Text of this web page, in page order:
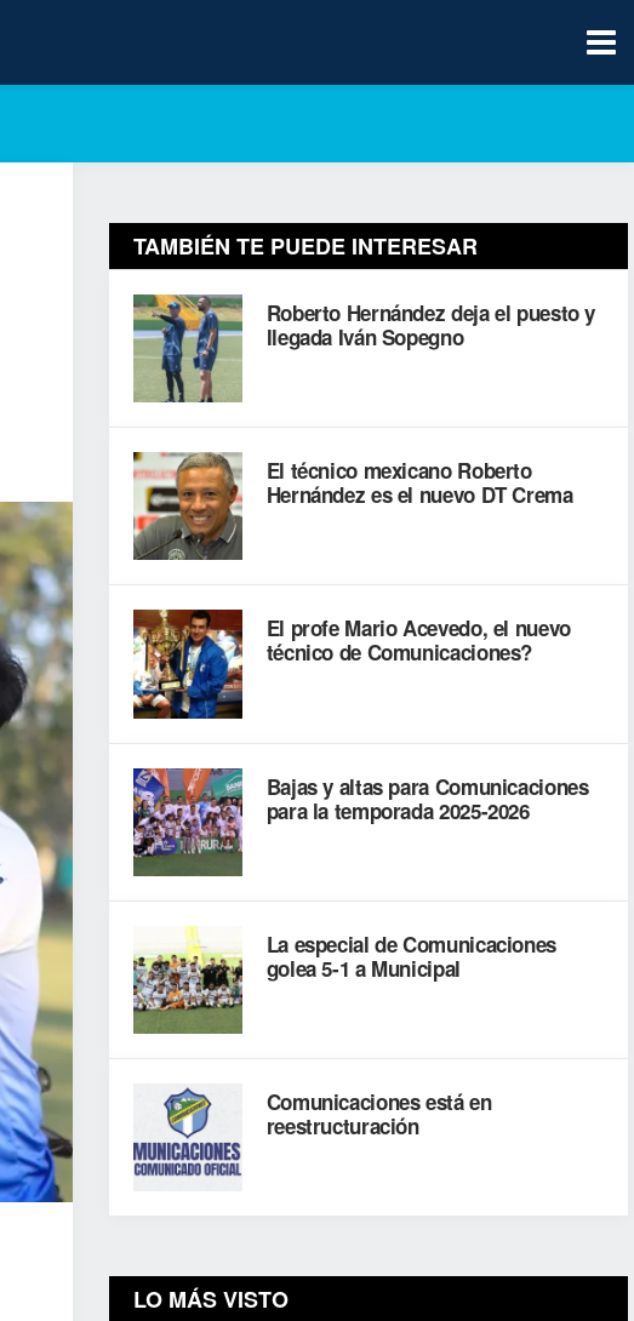
TAMBIÉN TE PUEDE INTERESAR
Roberto Hernández deja el puesto y
llegada Iván Sopegno
El técnico mexicano Roberto
Hernández es el nuevo DT Crema
El profe Mario Acevedo, el nuevo
técnico de Comunicaciones?
Bajas y altas para Comunicaciones
para la temporada 2025-2026
La especial de Comunicaciones
golea 5-1 a Municipal
Comunicaciones está en
reestructuración
LO MÁS VISTO